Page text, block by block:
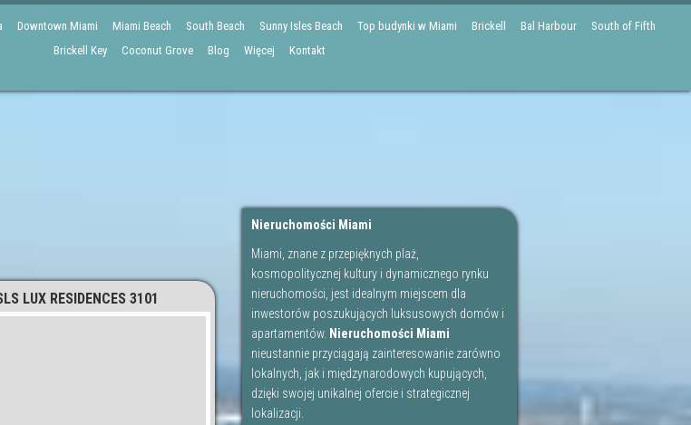
Downtown Miami Miami Beach South Beach Sunny Isles Beach Top budynki w Miami Brickell Bal Harbour
South of Fifth
Brickell Key
Coconut Grove Blog Więcej Kontakt
Nieruchomości Miami
Miami, znane z przepięknych plaż,
kosmopolitycznej kultury i dynamicznego rynku
nieruchomości, jest idealnym miejscem dla
inwestorów poszukujących luksusowych domów i
apartamentów. Nieruchomości Miami
nieustannie przyciągają zainteresowanie zarówno
lokalnych, jak i międzynarodowych kupujących,
dzięki swojej unikalnej ofercie i strategicznej
lokalizacji.
LUX RESIDENCES 3101